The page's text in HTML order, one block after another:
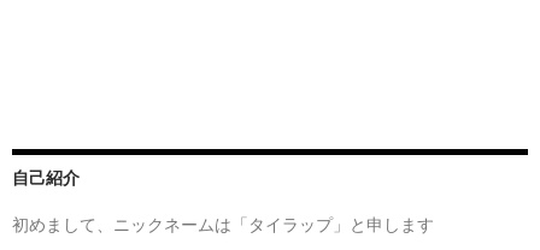
自己紹介
初めまして、ニックネームは「タイラップ」と申します